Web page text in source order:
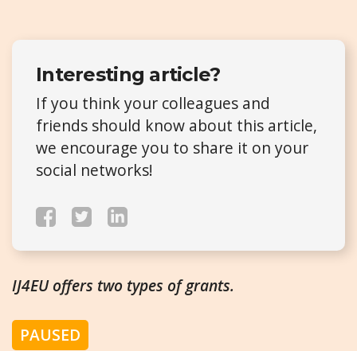
Interesting article?
If you think your colleagues and
friends should know about this article,
we encourage you to share it on your
social networks!
IJ4EU offers two types of grants.
PAUSED